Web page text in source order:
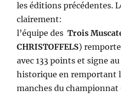
les éditions précédentes.
clairement:
l’équipe des Trois
CHRISTOFFELS)
avec 133 points et signe
historique en remportant
manches du championnat